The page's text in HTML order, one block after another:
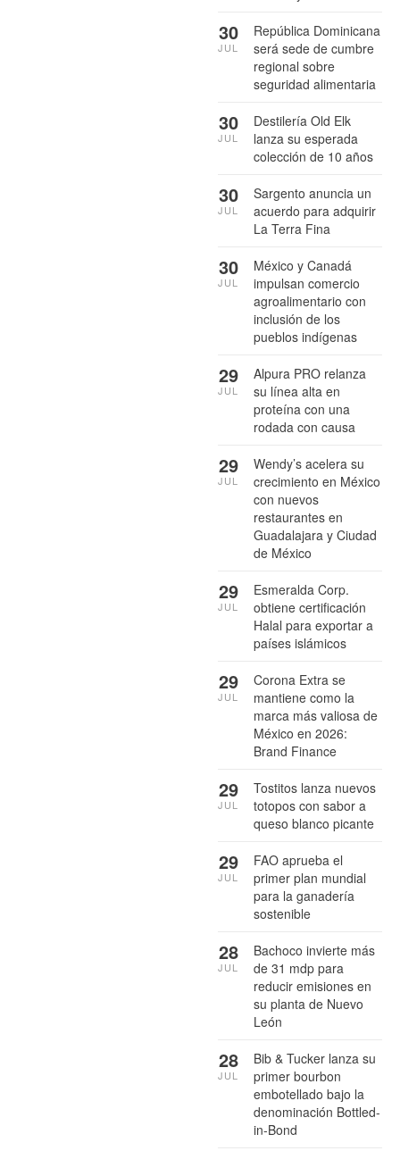
República Dominicana
será sede de cumbre
regional sobre
seguridad alimentaria
30
JUL
Destilería Old Elk
lanza su esperada
colección de 10 años
30
JUL
Sargento anuncia un
acuerdo para adquirir
La Terra Fina
30
JUL
México y Canadá
impulsan comercio
agroalimentario con
inclusión de los
pueblos indígenas
30
JUL
Alpura PRO relanza
su línea alta en
proteína con una
rodada con causa
29
JUL
Wendy’s acelera su
crecimiento en México
con nuevos
restaurantes en
Guadalajara y Ciudad
de México
29
JUL
Esmeralda Corp.
obtiene certificación
Halal para exportar a
países islámicos
29
JUL
Corona Extra se
mantiene como la
marca más valiosa de
México en 2026:
Brand Finance
29
JUL
Tostitos lanza nuevos
totopos con sabor a
queso blanco picante
29
JUL
FAO aprueba el
primer plan mundial
para la ganadería
sostenible
29
JUL
Bachoco invierte más
de 31 mdp para
reducir emisiones en
su planta de Nuevo
León
28
JUL
Bib & Tucker lanza su
primer bourbon
embotellado bajo la
denominación Bottled-
in-Bond
28
JUL